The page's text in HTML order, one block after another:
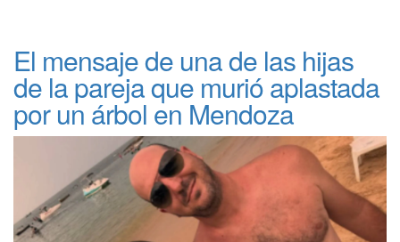
El mensaje de una de las hijas
de la pareja que murió aplastada
por un árbol en Mendoza